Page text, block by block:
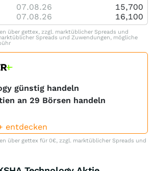
07.08.26
15,700
07.08.26 16,100
über gettex, zzgl. marktüblicher Spreads und
Spreads und Zuwendungen, mögliche
günstig handeln
an 29 Börsen handeln
entdecken
über gettex für 0€, zzgl. marktüblicher Spreads und